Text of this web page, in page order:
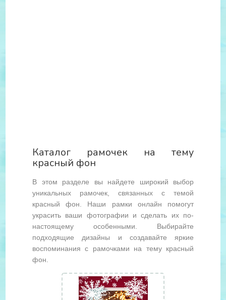
Каталог рамочек на тему
красный фон
В этом разделе вы найдете широкий выбор
уникальных рамочек, связанных с темой
красный фон. Наши рамки онлайн помогут
украсить ваши фотографии и сделать их по-
настоящему особенными. Выбирайте
подходящие дизайны и создавайте яркие
воспоминания с рамочками на тему красный
фон.